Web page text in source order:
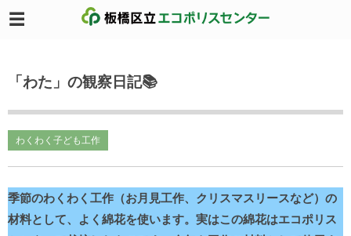
「わた」の観察日記📚
わくわく子ども工作
季節のわくわく工作（お月見工作、クリスマスリースなど）の
材料として、よく綿花を使います。実はこの綿花はエコポリス